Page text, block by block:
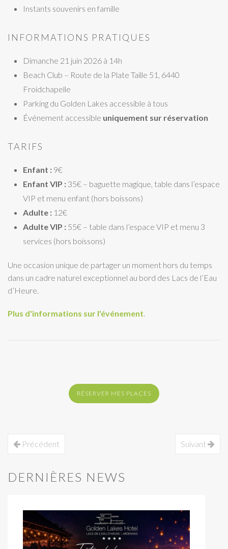
Instants souvenirs en famille
INFORMATIONS PRATIQUES
Dimanche 21 juin 2026 à 14h
Beach Club – Route de la Plate Taille 51, 6440
Froidchapelle
Parking du Golden Lakes accessible à tous
Événement accessible uniquement sur réservation
TARIFS
Enfant : 9€
Enfant VIP : 35€ – baguette magique, table dans l’espace
VIP et menu enfant (hors boissons)
Adulte : 12€
Adulte VIP : 55€ – table dans l’espace VIP et menu 3
services (hors boissons)
Une occasion unique de partager un moment hors du temps
dans un cadre naturel exceptionnel au bord des Lacs de l’Eau
d’Heure.
Plus d'informations sur l'événement
RÉSERVER MES PLACES
Précédent Suivant
DERNIÈRES NEWS